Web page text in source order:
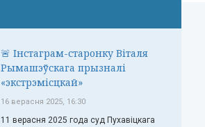
🚨 Інстаграм-старонку Віталя
Рымашэўскага прызналі
«экстрэмісцкай»
16 верасня 2025, 16:30
11 верасня 2025 года суд Пухавіцкага